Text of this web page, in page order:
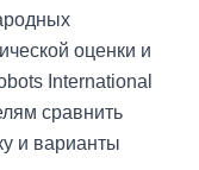
оценки и
International
сравнить
и варианты